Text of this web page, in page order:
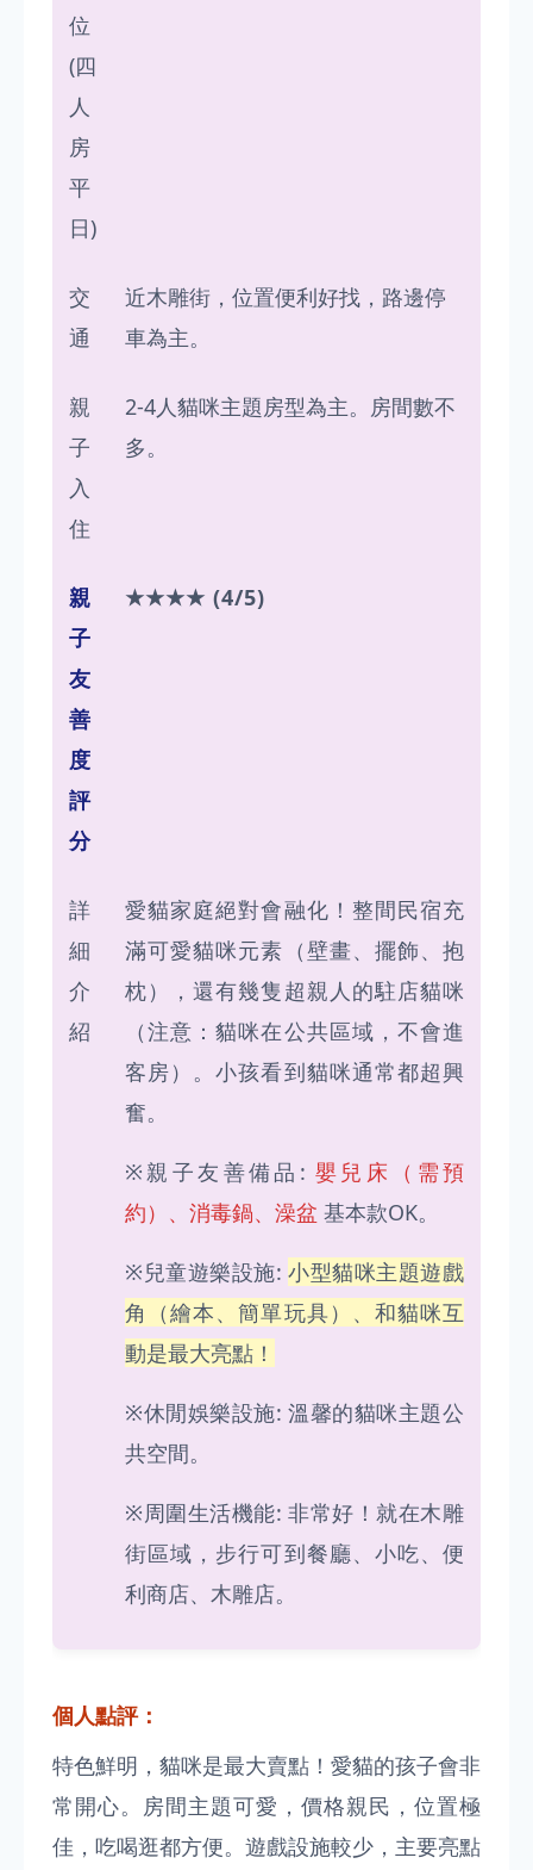
位
(四
人
房
平
日)
交
通
近木雕街，位置便利好找，路邊停
車為主。
親
子
入
住
2-4人貓咪主題房型為主。房間數不
多。
親
子
友
善
度
評
分
★★★★ (4/5)
詳
細
介
紹
愛貓家庭絕對會融化！整間民宿充
滿可愛貓咪元素（壁畫、擺飾、抱
枕），還有幾隻超親人的駐店貓咪
（注意：貓咪在公共區域，不會進
客房）。小孩看到貓咪通常都超興
奮。
※親子友善備品:嬰兒床（需預
約）、消毒鍋、澡盆 基本款OK。
※兒童遊樂設施:小型貓咪主題遊戲
角（繪本、簡單玩具）、和貓咪互
動是最大亮點！
※休閒娛樂設施: 溫馨的貓咪主題公
共空間。
※周圍生活機能: 非常好！就在木雕
街區域，步行可到餐廳、小吃、便
利商店、木雕店。
個人點評：
特色鮮明，貓咪是最大賣點！愛貓的孩子會非
常開心。房間主題可愛，價格親民，位置極
佳，吃喝逛都方便。遊戲設施較少，主要亮點